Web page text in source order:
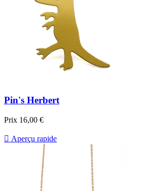
Pin's Herbert
Prix 16,00 €
 Aperçu rapide